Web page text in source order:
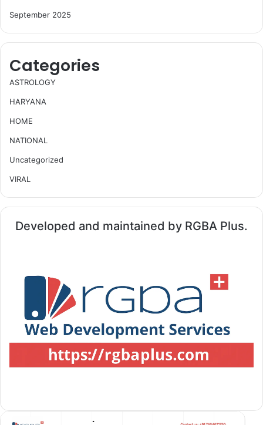
September 2025
Categories
ASTROLOGY
HARYANA
HOME
NATIONAL
Uncategorized
VIRAL
Developed and maintained by RGBA Plus.